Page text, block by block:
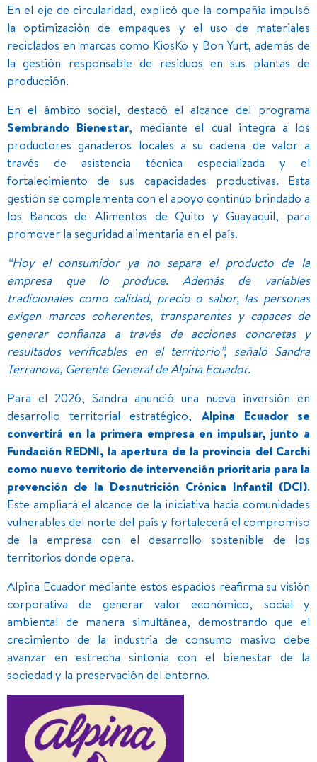
En el eje de circularidad, explicó que la compañía impulsó
la optimización de empaques y el uso de materiales
reciclados en marcas como KiosKo y Bon Yurt, además de
la gestión responsable de residuos en sus plantas de
producción.
En el ámbito social, destacó el alcance del programa
Sembrando Bienestar, mediante el cual integra a los
productores ganaderos locales a su cadena de valor a
través de asistencia técnica especializada y el
fortalecimiento de sus capacidades productivas. Esta
gestión se complementa con el apoyo continúo brindado a
los Bancos de Alimentos de Quito y Guayaquil, para
promover la seguridad alimentaria en el país.
“Hoy el consumidor ya no separa el producto de la
empresa que lo produce. Además de variables
tradicionales como calidad, precio o sabor, las personas
exigen marcas coherentes, transparentes y capaces de
generar confianza a través de acciones concretas y
resultados verificables en el territorio”, señaló Sandra
Terranova, Gerente General de Alpina Ecuador.
Para el 2026, Sandra anunció una nueva inversión en
desarrollo territorial estratégico, Alpina Ecuador se
convertirá en la primera empresa en impulsar, junto a
Fundación REDNI, la apertura de la provincia del Carchi
como nuevo territorio de intervención prioritaria para la
prevención de la Desnutrición Crónica Infantil (DCI).
Este ampliará el alcance de la iniciativa hacia comunidades
vulnerables del norte del país y fortalecerá el compromiso
de la empresa con el desarrollo sostenible de los
territorios donde opera.
Alpina Ecuador mediante estos espacios reafirma su visión
corporativa de generar valor económico, social y
ambiental de manera simultánea, demostrando que el
crecimiento de la industria de consumo masivo debe
avanzar en estrecha sintonía con el bienestar de la
sociedad y la preservación del entorno.